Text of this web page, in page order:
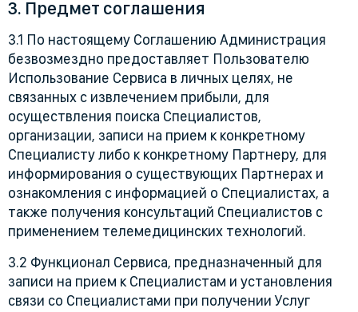
3. Предмет соглашения
3.1 По настоящему Соглашению Администрация
безвозмездно предоставляет Пользователю
Использование Сервиса в личных целях, не
связанных с извлечением прибыли, для
осуществления поиска Специалистов,
организации, записи на прием к конкретному
Специалисту либо к конкретному Партнеру, для
информирования о существующих Партнерах и
ознакомления с информацией о Специалистах, а
также получения консультаций Специалистов с
применением телемедицинских технологий.
3.2 Функционал Сервиса, предназначенный для
записи на прием к Специалистам и установления
связи со Специалистами при получении Услуг